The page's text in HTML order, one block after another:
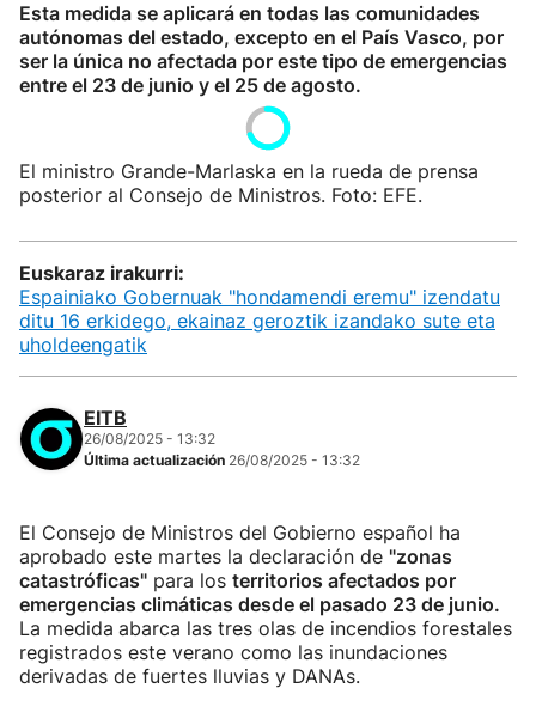
Esta medida se aplicará en todas las comunidades
autónomas del estado, excepto en el País Vasco, por
ser la única no afectada por este tipo de emergencias
entre el 23 de junio y el 25 de agosto.
El ministro Grande-Marlaska en la rueda de prensa
posterior al Consejo de Ministros. Foto: EFE.
Euskaraz irakurri:
Espainiako Gobernuak "hondamendi eremu" izendatu
ditu 16 erkidego, ekainaz geroztik izandako sute eta
uholdeengatik
EITB
26/08/2025 - 13:32
Última actualización 26/08/2025 - 13:32
El Consejo de Ministros del Gobierno español ha
aprobado este martes la declaración de "zonas
catastróficas" para los territorios afectados por
emergencias climáticas desde el pasado 23 de junio.
La medida abarca las tres olas de incendios forestales
registrados este verano como las inundaciones
derivadas de fuertes lluvias y DANAs.